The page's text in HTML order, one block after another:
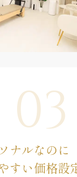
ナルなのに
すい価格設
03